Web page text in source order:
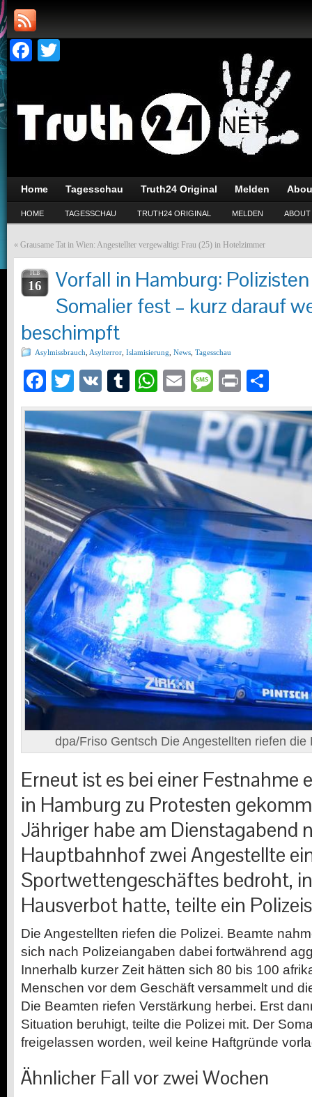
Facebook
Home Tagesschau Truth24 Original Melden
HOME TAGESSCHAU TRUTH24 ORIGINAL MELDEN ABOUT
« Grausame Tat in Wien: Angestellter vergewaltigt Frau (25) in Hotelzimmer
FEB
16
Vorfall in Hamburg:
Somalier fest – kurz darauf
beschimpft
Asylmissbrauch Asylterror Islamisierung News Tagesschau
Facebook
Twitter
VK Tumblr
WhatsApp
EmailMessage
Print
dpa/Friso Gentsch Die Angestellten riefen die
Erneut ist es bei einer Festnahme
in Hamburg zu Protesten
Jähriger habe am Dienstagabend
Hauptbahnhof zwei Angestellte
Sportwettengeschäftes bedroht,
Hausverbot hatte, teilte ein
Die Angestellten riefen die Polizei. Beamte
sich nach Polizeiangaben dabei fortwährend
Innerhalb kurzer Zeit hätten sich 80 bis 100
Menschen vor dem Geschäft versammelt und
Die Beamten riefen Verstärkung herbei. Erst
Situation beruhigt, teilte die Polizei mit. Der
freigelassen worden, weil keine Haftgründe
Ähnlicher Fall vor zwei Wochen